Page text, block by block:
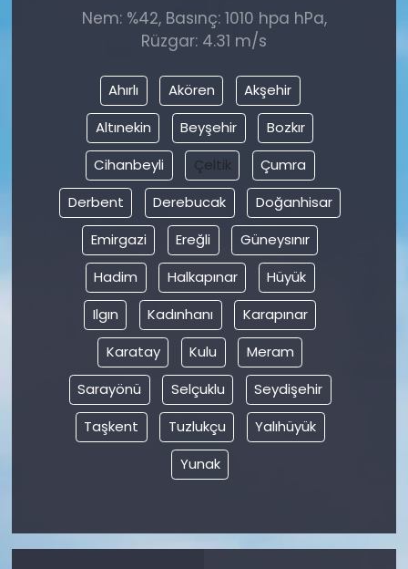
Nem: %42, Basınç: 1010 hpa hPa,
Rüzgar: 4.31 m/s
Ahırlı Akören
Akşehir
Altınekin
Beyşehir
Bozkır
Cihanbeyli
Çeltik
Çumra
Derbent
Derebucak
Doğanhisar
Emirgazi
Ereğli
Güneysınır
Hadim
Halkapınar
Hüyük
Ilgın
Kadınhanı
Karapınar
Karatay
Kulu
Meram
Sarayönü
Selçuklu
Seydişehir
Taşkent
Tuzlukçu
Yalıhüyük
Yunak